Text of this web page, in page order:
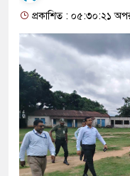
প্রকাশিত : ০৫:৩০:২১